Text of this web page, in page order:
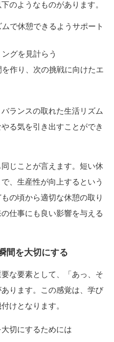
のようなものがあります。
で休憩できるようサポート
グを見計らう
作り、次の挑戦に向けたエ
ランスの取れた生活リズム
る気を引き出すことができ
じことが言えます。短い休
、生産性が向上するという
の頃から適切な休憩の取り
仕事にも良い影響を与える
間を大切にする
な要素として、「あっ、そ
ります。この感覚は、学び
けとなります。
切にするためには